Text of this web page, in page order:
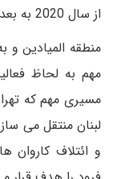
از سال 2020 به بعد رو به افزایش گذارده اند.
منطقه المیادین و
مهم به لحاظ
مسیری مهم که
لبنان منتقل می
و ائتلاف